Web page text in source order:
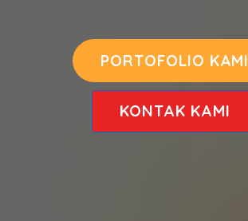
PORTOFOLIO KAMI
KONTAK KAMI